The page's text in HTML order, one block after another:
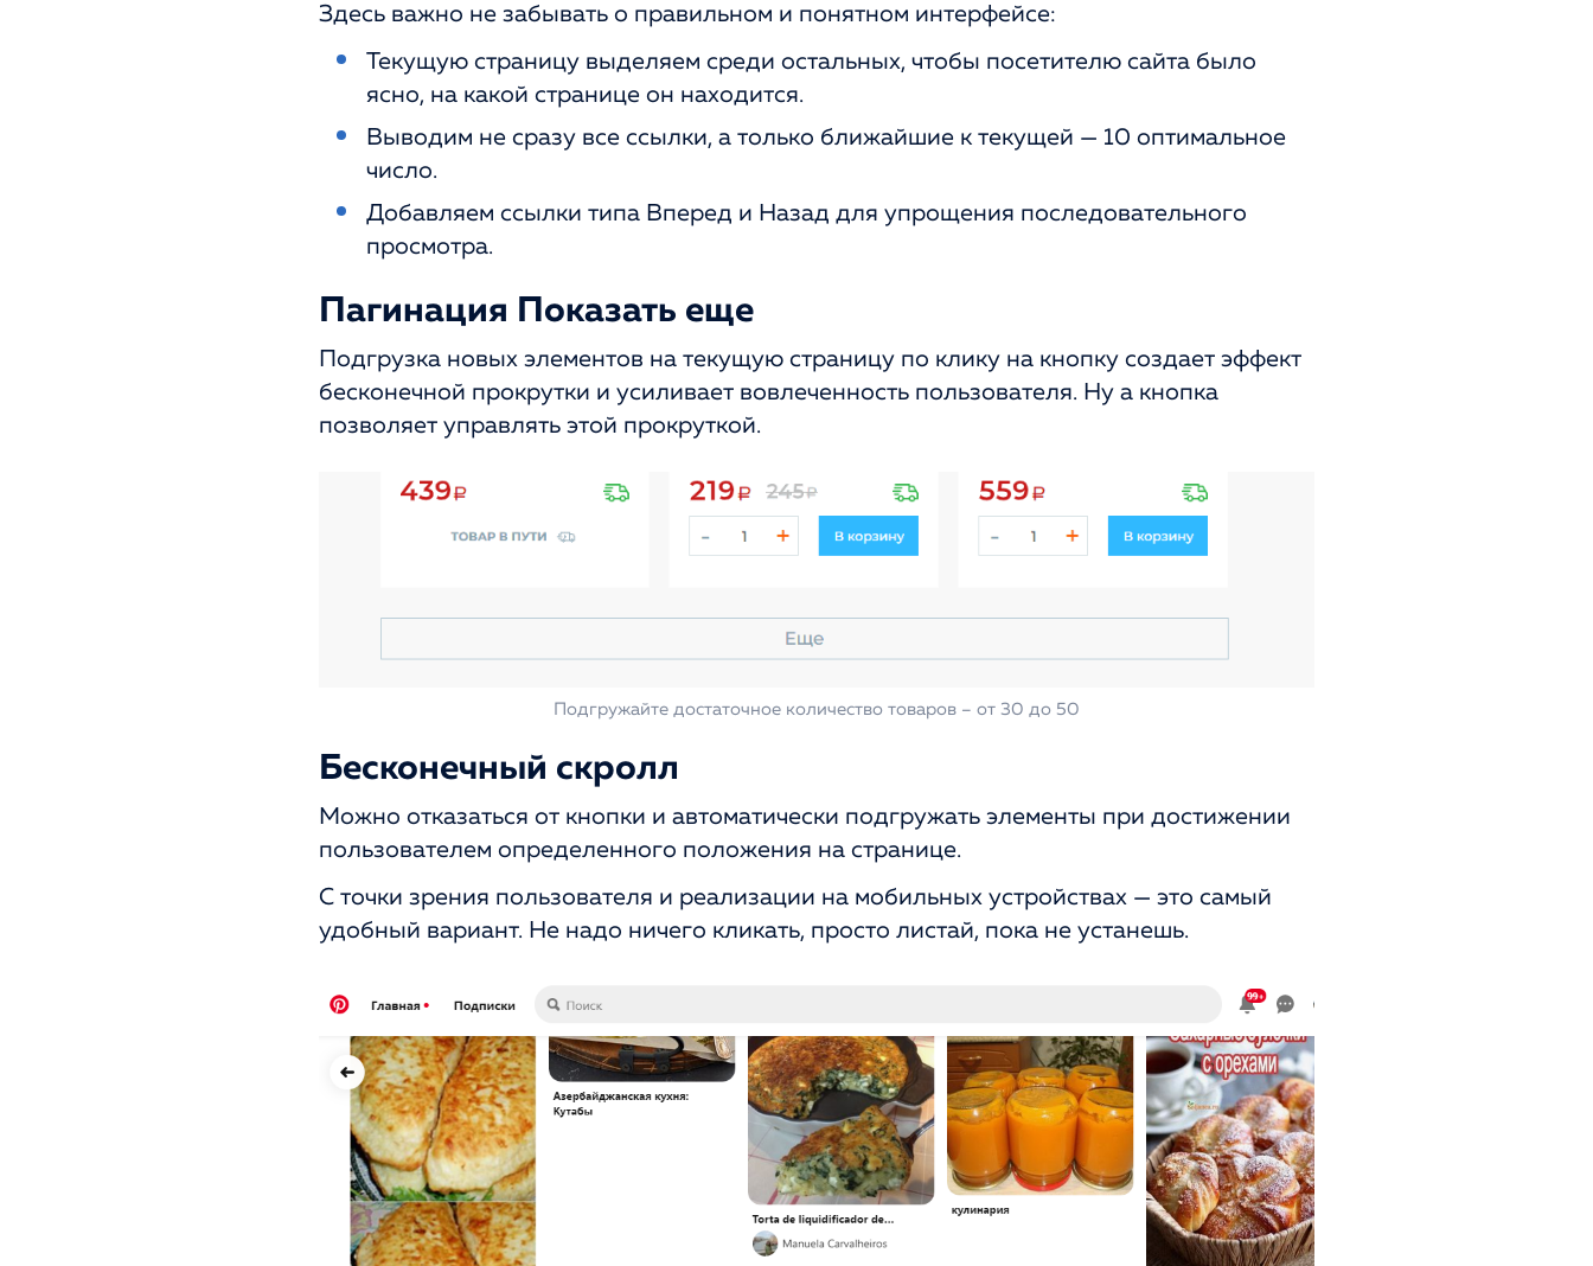
Здесь важно не забывать о правильном и понятном интерфейсе:
Текущую страницу выделяем среди остальных, чтобы посетителю сайта было
ясно, на какой странице он находится.
Выводим не сразу все ссылки, а только ближайшие к текущей — 10 оптимальное
число.
Добавляем ссылки типа Вперед и Назад для упрощения последовательного
просмотра.
Пагинация Показать еще
Подгрузка новых элементов на текущую страницу по клику на кнопку создает эффект
бесконечной прокрутки и усиливает вовлеченность пользователя. Ну а кнопка
позволяет управлять этой прокруткой.
Подгружайте достаточное количество товаров – от 30 до 50
Бесконечный скролл
Можно отказаться от кнопки и автоматически подгружать элементы при достижении
пользователем определенного положения на странице.
С точки зрения пользователя и реализации на мобильных устройствах — это самый
удобный вариант. Не надо ничего кликать, просто листай, пока не устанешь.